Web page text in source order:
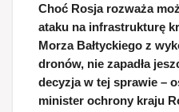
Choć Rosja rozważa
ataku na infrastrukturę
Morza Bałtyckiego z
dronów, nie zapadła
decyzja w tej sprawie –
minister ochrony kraju